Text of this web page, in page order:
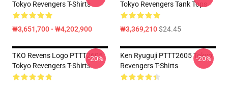
Tokyo Revengers T-Shirts
₩3,651,700 - ₩4,202,900
Tokyo Revengers Tank Tops
₩3,369,210$24.45
TKO Revens Logo PTTT2605
Tokyo Revengers T-Shirts
-20%
Ken Ryuguji PTTT2605 Tokyo
Revengers T-Shirts
-20%